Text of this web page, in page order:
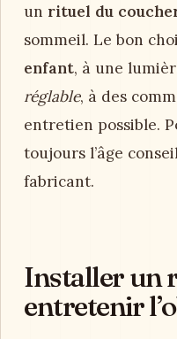
un rituel du
sommeil. Le bon
enfant, à une
réglable, à des
entretien possible.
toujours l’âge
fabricant.
Installer un
entretenir